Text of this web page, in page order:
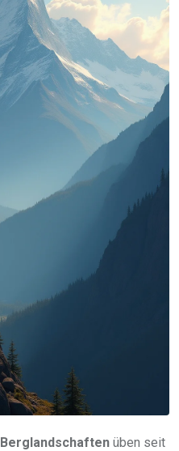
Berglandschaften üben seit